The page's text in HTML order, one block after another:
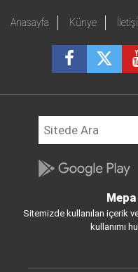
Anasayfa Künye
Sitemizde kullanılan içerik
kullanımı